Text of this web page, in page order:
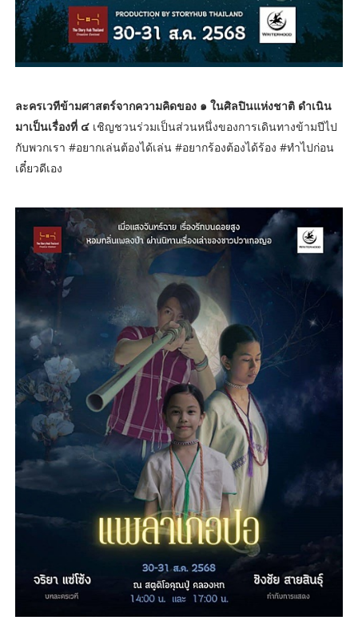
ละครเวทีข้ามศาสตร์จากความคิดของ ๑ ในศิลปินแห่งชาติ ดำเนิน
มาเป็นเรื่องที่ ๔เชิญชวนร่วมเป็นส่วนหนึ่งของการเดินทางข้ามปีไป
กับพวกเรา #อยากเล่นต้องได้เล่น #อยากร้องต้องได้ร้อง #ทำไปก่อน
เดี๋ยวดีเอง